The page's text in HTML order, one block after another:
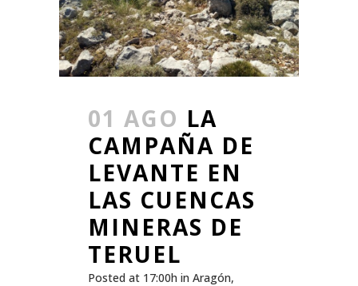
01 AGO LA
CAMPAÑA DE
LEVANTE EN
LAS CUENCAS
MINERAS DE
TERUEL
Posted at 17:00h in Aragón,